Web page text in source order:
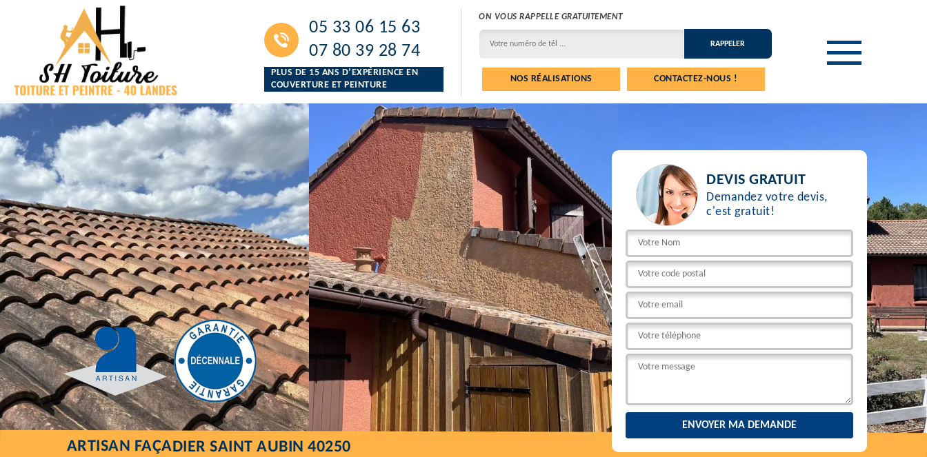
05 33 06 15 63
07 80 39 28 74
PLUS DE 15 ANS D’EXPÉRIENCE EN
COUVERTURE ET PEINTURE
ON VOUS RAPPELLE GRATUITEMENT
NOS RÉALISATIONS CONTACTEZ-NOUS !
DEVIS GRATUIT
Demandez votre devis,
c'est gratuit!
ARTISAN FAÇADIER SAINT AUBIN 40250